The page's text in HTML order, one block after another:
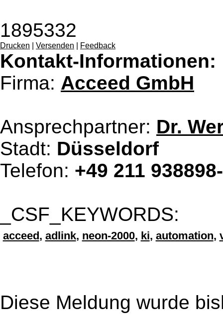
1895332
Drucken Versenden Feedback
Kontakt-Informationen:
Firma: Acceed GmbH
Ansprechpartner: Dr.
Stadt: Düsseldorf
Telefon: +49 211
_CSF_KEYWORDS:
acceed, adlink, neon-2000, ki, automation,
Diese Meldung wurde